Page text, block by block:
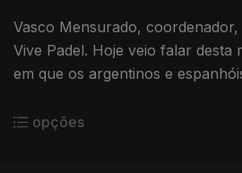
Vasco Mensurado,
Vive Padel. Hoje veio falar desta
em que os argentinos e
Oriente.
opções